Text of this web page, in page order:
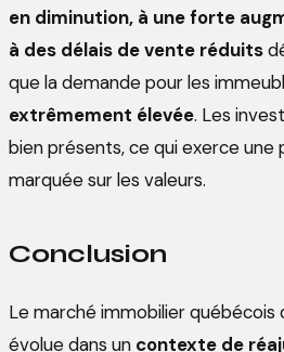
en diminution, à une forte
à des délais de vente réduits
que la demande pour les
extrêmement élevée. Les
bien présents, ce qui exerce une
marquée sur les valeurs.
Conclusion
Le marché immobilier
évolue dans un contexte de